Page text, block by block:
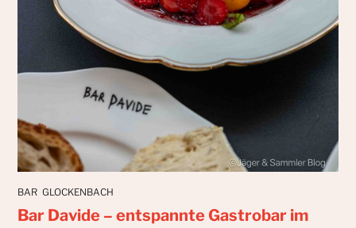
BAR GLOCKENBACH
Bar Davide – entspannte Gastrobar im